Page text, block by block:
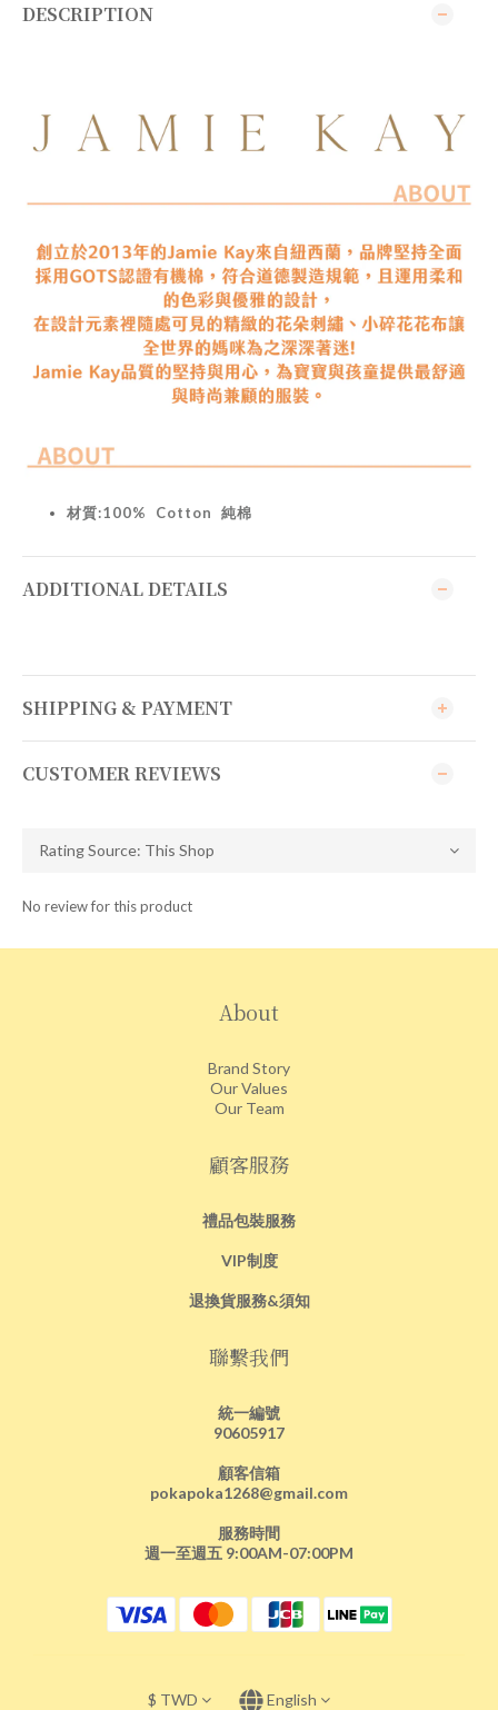
DESCRIPTION
材質:100% Cotton 純棉
ADDITIONAL DETAILS
SHIPPING & PAYMENT
CUSTOMER REVIEWS
No review for this product
About
Brand Story
Our Values
Our Team
顧客服務
禮品包裝服務
VIP制度
退換貨服務&須知
聯繫我們
統一編號
90605917
顧客信箱
pokapoka1268@gmail.com
服務時間
週一至週五 9:00AM-07:00PM
$ TWD English